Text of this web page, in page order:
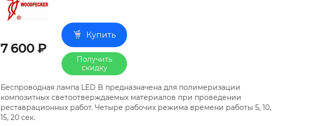
7 600 ₽
Купить
Получить
скидку
Беспроводная лампа LED B предназначена для полимеризации
композитных светоотверждаемых материалов при проведении
реставрационных работ. Четыре рабочих режима времени работы 5, 10,
15, 20 сек.